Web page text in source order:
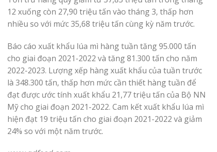
12 xuống còn 27,90 triệu tấn vào tháng 3, thấp hơn
nhiều so với mức 35,68 triệu tấn cùng kỳ năm trước.
Báo cáo xuất khẩu lúa mì hàng tuần tăng 95.000 tấn
cho giai đoạn 2021-2022 và tăng 81.300 tấn cho năm
2022-2023. Lượng xếp hàng xuất khẩu của tuần trước
là 348.300 tấn, thấp hơn mức cần thiết hàng tuần để
đạt được ước tính xuất khẩu 21,77 triệu tấn của Bộ NN
Mỹ cho giai đoạn 2021-2022. Cam kết xuất khẩu lúa mì
hiện đạt 19 triệu tấn cho giai đoạn 2021-2022 và giảm
24% so với một năm trước.